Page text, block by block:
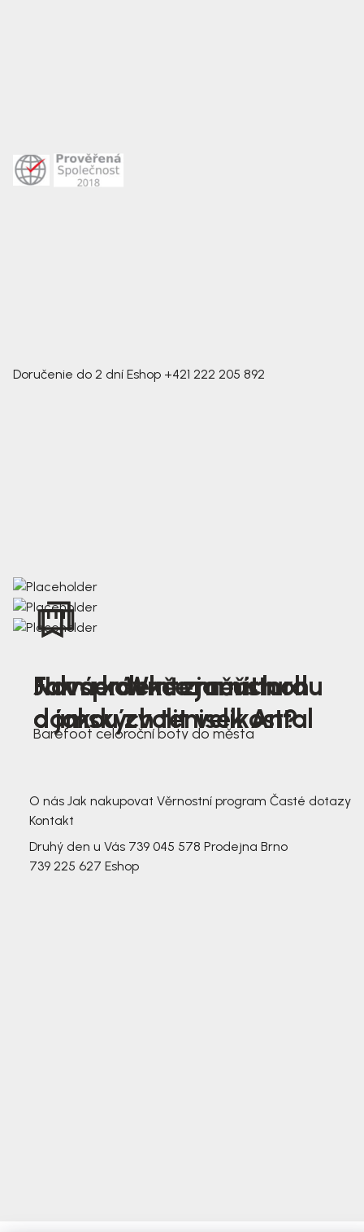
Doručenie do 2 dní Eshop +421 222 205 892
Nová kolekce jarních
dámských tenisek Antal
Jak správně změřit nohu
a jakou zvolit velikost?
Farmer Winter mustard
Barefoot celoroční boty do města
O nás Jak nakupovat Věrnostní program Časté dotazy
Kontakt
Druhý den u Vás 739 045 578 Prodejna Brno
739 225 627 Eshop